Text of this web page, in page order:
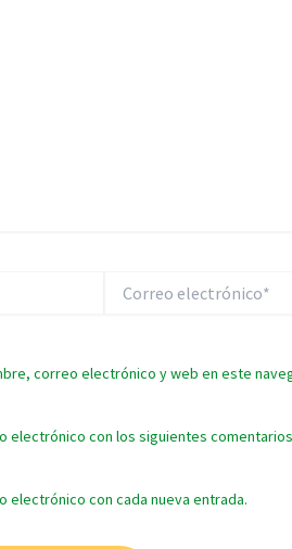
electrónico*
correo electrónico y web en este
electrónico con los siguientes
electrónico con cada nueva entrada.